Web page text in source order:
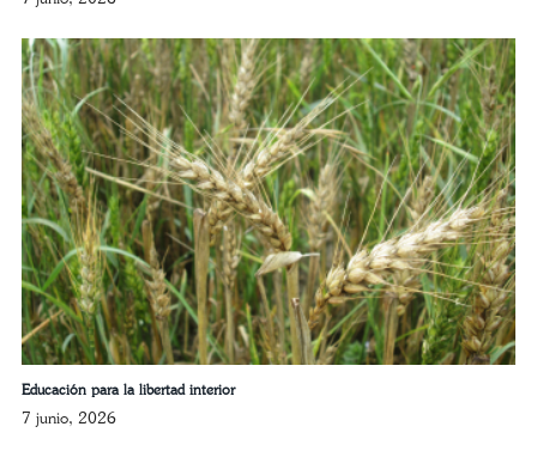
Educación para la libertad interior
7 junio, 2026